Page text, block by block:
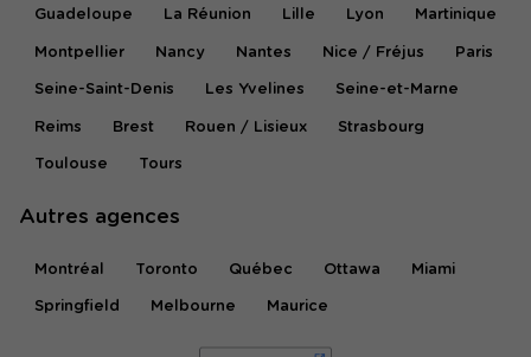
Guadeloupe La Réunion Lille Lyon Martinique
Montpellier Nancy Nantes Nice / Fréjus Paris
Seine-Saint-Denis Les Yvelines Seine-et-Marne
Reims Brest Rouen / Lisieux Strasbourg
Toulouse Tours
Autres agences
Montréal Toronto Québec Ottawa Miami
Springfield Melbourne Maurice